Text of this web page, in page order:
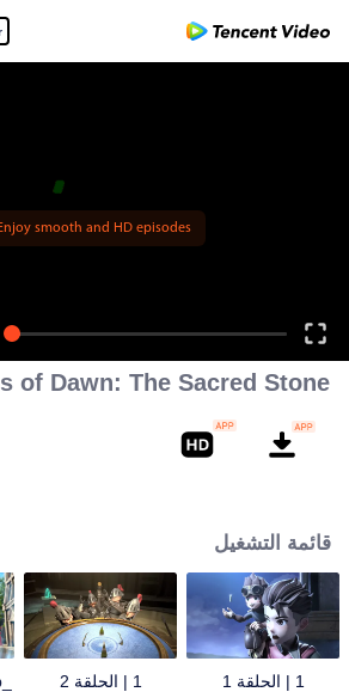
smooth and HD episodes
of Dawn: The Sacred Stone
قائمة التشغيل
1 | الحلقة 1 1 | الحلقة 2